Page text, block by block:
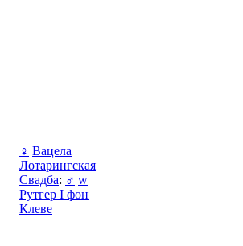
♀ Вацела
Лотарингская
Свадба: ♂ w
Рутгер I фон
Клеве